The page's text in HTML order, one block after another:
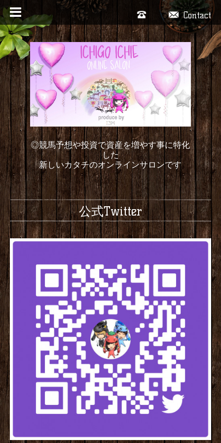
Contact
◎競馬予想や投資で資産を増やす事に特化
した
新しいカタチのオンラインサロンです
公式Twitter